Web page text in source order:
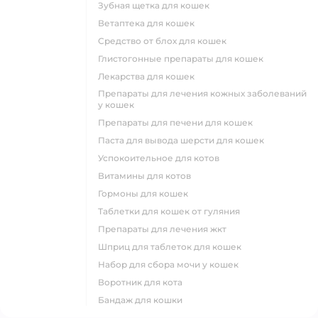
зубная щетка для кошек
ветаптека для кошек
средство от блох для кошек
глистогонные препараты для кошек
лекарства для кошек
препараты для лечения кожных заболеваний
у кошек
препараты для печени для кошек
паста для вывода шерсти для кошек
успокоительное для котов
витамины для котов
гормоны для кошек
таблетки для кошек от гуляния
препараты для лечения жкт
шприц для таблеток для кошек
набор для сбора мочи у кошек
воротник для кота
бандаж для кошки